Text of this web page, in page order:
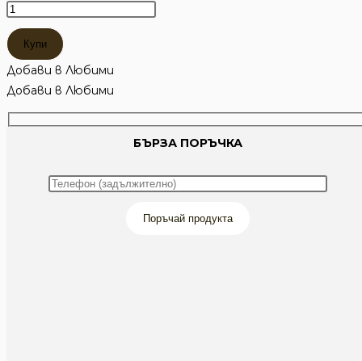
количество
за
Неопренова
паласка
за
8
патрона
Купи
Добави в Любими
Добави в Любими
БЪРЗА ПОРЪЧКА
Поръчай продукта